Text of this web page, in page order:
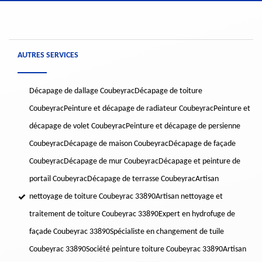
AUTRES SERVICES
Décapage de dallage CoubeyracDécapage de toiture
CoubeyracPeinture et décapage de radiateur CoubeyracPeinture et
décapage de volet CoubeyracPeinture et décapage de persienne
CoubeyracDécapage de maison CoubeyracDécapage de façade
CoubeyracDécapage de mur CoubeyracDécapage et peinture de
portail CoubeyracDécapage de terrasse CoubeyracArtisan
nettoyage de toiture Coubeyrac 33890Artisan nettoyage et
traitement de toiture Coubeyrac 33890Expert en hydrofuge de
façade Coubeyrac 33890Spécialiste en changement de tuile
Coubeyrac 33890Société peinture toiture Coubeyrac 33890Artisan